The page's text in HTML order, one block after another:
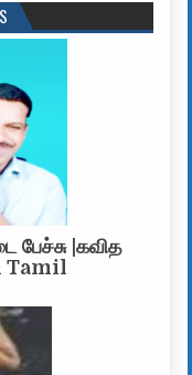
பேச்சு |கவித
Tamil